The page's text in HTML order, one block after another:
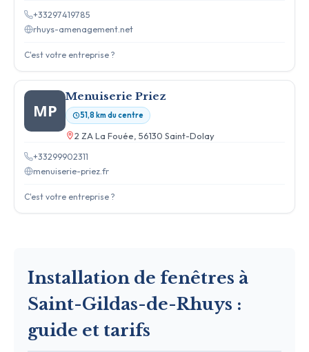
+33297419785
rhuys-amenagement.net
C'est votre entreprise ?
MP
Menuiserie Priez
51,8 km du centre
2 ZA La Fouée, 56130 Saint-Dolay
+33299902311
menuiserie-priez.fr
C'est votre entreprise ?
Installation de fenêtres à
Saint-Gildas-de-Rhuys :
guide et tarifs